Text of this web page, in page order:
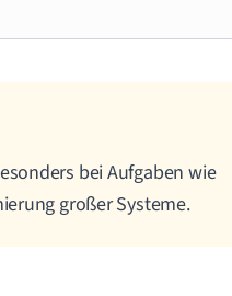
bei Aufgaben wie
großer Systeme.